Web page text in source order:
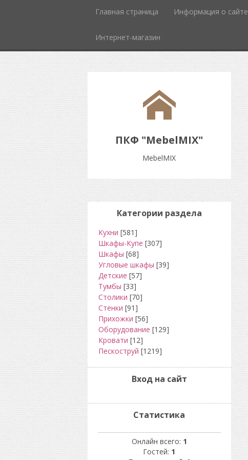
Главная страница Информация о сайте
Интернет-магазин
ПКФ "MebelMIX"
MebelMIX
Категории раздела
Кухни [581]
Шкафы-Купе [307]
Шкафы [68]
Угловые шкафы [39]
Детские [57]
Тумбы [33]
Столики [70]
Стенки [91]
Прихожки [56]
Оборудование [129]
Кровати [12]
Пескоструй [1219]
Вход на сайт
Статистика
Онлайн всего: 1
Гостей: 1